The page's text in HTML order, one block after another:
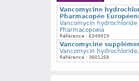
Vancomycine
Pharmacopée
Vancomycin
Pharmacopoeia
Référence : 6349919
Vancomycine
Vancomycin
Référence : 3601269